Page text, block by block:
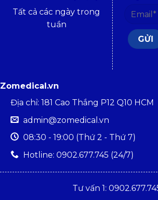
Tất cả các ngày trong
tuần
Zomedical.vn
Địa chỉ: 181 Cao Thắng P12 Q10 HCM
admin@zomedical.vn
08:30 - 19:00 (Thứ 2 - Thứ 7)
Hotline: 0902.677.745 (24/7)
Tư vấn 1: